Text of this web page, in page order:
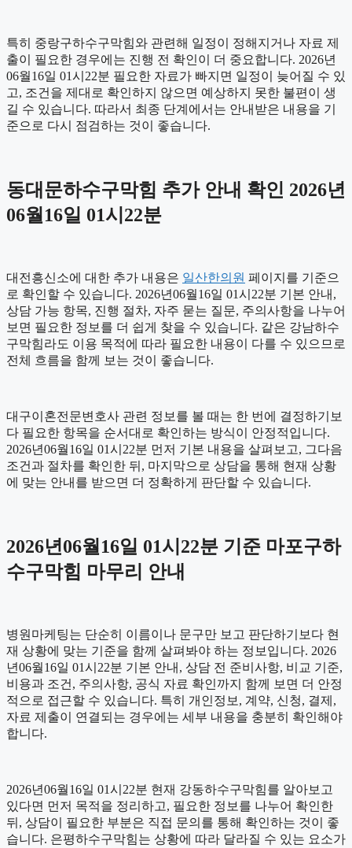
특히 중랑구하수구막힘와 관련해 일정이 정해지거나 자료 제
출이 필요한 경우에는 진행 전 확인이 더 중요합니다. 2026년
06월16일 01시22분 필요한 자료가 빠지면 일정이 늦어질 수 있
고, 조건을 제대로 확인하지 않으면 예상하지 못한 불편이 생
길 수 있습니다. 따라서 최종 단계에서는 안내받은 내용을 기
준으로 다시 점검하는 것이 좋습니다.
동대문하수구막힘 추가 안내 확인 2026년
06월16일 01시22분
대전흥신소에 대한 추가 내용은 일산한의원 페이지를 기준으
로 확인할 수 있습니다. 2026년06월16일 01시22분 기본 안내,
상담 가능 항목, 진행 절차, 자주 묻는 질문, 주의사항을 나누어
보면 필요한 정보를 더 쉽게 찾을 수 있습니다. 같은 강남하수
구막힘라도 이용 목적에 따라 필요한 내용이 다를 수 있으므로
전체 흐름을 함께 보는 것이 좋습니다.
대구이혼전문변호사 관련 정보를 볼 때는 한 번에 결정하기보
다 필요한 항목을 순서대로 확인하는 방식이 안정적입니다.
2026년06월16일 01시22분 먼저 기본 내용을 살펴보고, 그다음
조건과 절차를 확인한 뒤, 마지막으로 상담을 통해 현재 상황
에 맞는 안내를 받으면 더 정확하게 판단할 수 있습니다.
2026년06월16일 01시22분 기준 마포구하
수구막힘 마무리 안내
병원마케팅는 단순히 이름이나 문구만 보고 판단하기보다 현
재 상황에 맞는 기준을 함께 살펴봐야 하는 정보입니다. 2026
년06월16일 01시22분 기본 안내, 상담 전 준비사항, 비교 기준,
비용과 조건, 주의사항, 공식 자료 확인까지 함께 보면 더 안정
적으로 접근할 수 있습니다. 특히 개인정보, 계약, 신청, 결제,
자료 제출이 연결되는 경우에는 세부 내용을 충분히 확인해야
합니다.
2026년06월16일 01시22분 현재 강동하수구막힘를 알아보고
있다면 먼저 목적을 정리하고, 필요한 정보를 나누어 확인한
뒤, 상담이 필요한 부분은 직접 문의를 통해 확인하는 것이 좋
습니다. 은평하수구막힘는 상황에 따라 달라질 수 있는 요소가